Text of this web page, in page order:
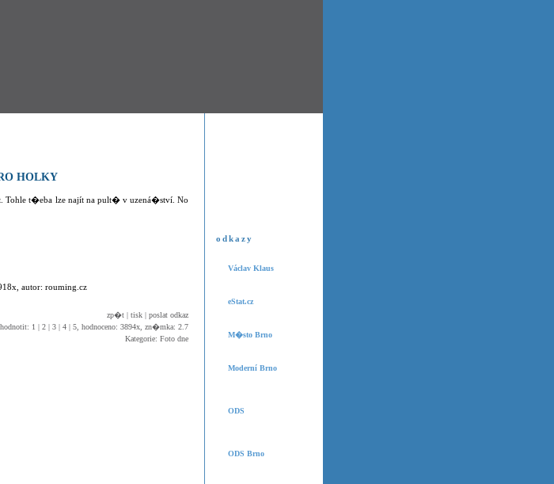
HOLKY
t�eba lze najít na pult� v uzená�ství. No
autor: rouming.cz
zp�t | tisk | poslat odkaz
1 | 2 | 3 | 4 | 5 , hodnoceno: 3894x, zn�mka: 2.7
Kategorie: Foto dne
odkazy
Václav Klaus
eStat.cz
M�sto Brno
Moderní Brno
ODS
ODS Brno